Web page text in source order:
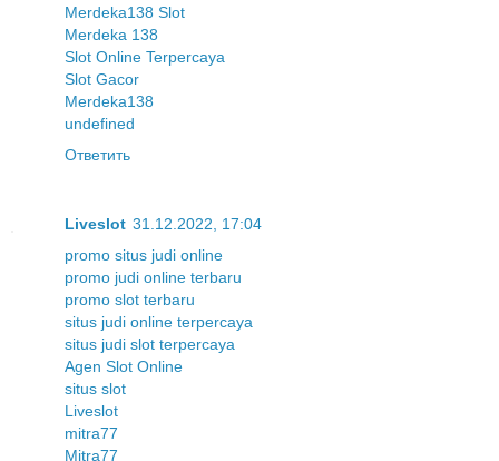
Merdeka138 Slot
Merdeka 138
Slot Online Terpercaya
Slot Gacor
Merdeka138
undefined
Ответить
Liveslot 31.12.2022, 17:04
promo situs judi online
promo judi online terbaru
promo slot terbaru
situs judi online terpercaya
situs judi slot terpercaya
Agen Slot Online
situs slot
Liveslot
mitra77
Mitra77